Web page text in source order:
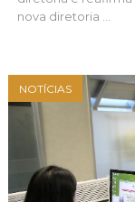
nova diretoria ...
NOTÍCIAS